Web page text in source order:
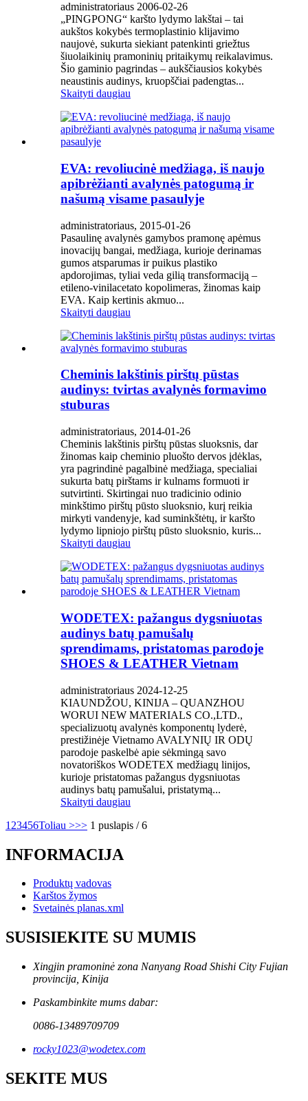
administratoriaus 2006-02-26
„PINGPONG“ karšto lydymo lakštai – tai
aukštos kokybės termoplastinio klijavimo
naujovė, sukurta siekiant patenkinti griežtus
šiuolaikinių pramoninių pritaikymų reikalavimus.
Šio gaminio pagrindas – aukščiausios kokybės
neaustinis audinys, kruopščiai padengtas...
Skaityti daugiau
EVA: revoliucinė medžiaga, iš naujo
apibrėžianti avalynės patogumą ir
našumą visame pasaulyje
administratoriaus, 2015-01-26
Pasaulinę avalynės gamybos pramonę apėmus
inovacijų bangai, medžiaga, kurioje derinamas
gumos atsparumas ir puikus plastiko
apdorojimas, tyliai veda gilią transformaciją –
etileno-vinilacetato kopolimeras, žinomas kaip
EVA. Kaip kertinis akmuo...
Skaityti daugiau
Cheminis lakštinis pirštų pūstas
audinys: tvirtas avalynės formavimo
stuburas
administratoriaus, 2014-01-26
Cheminis lakštinis pirštų pūstas sluoksnis, dar
žinomas kaip cheminio pluošto dervos įdėklas,
yra pagrindinė pagalbinė medžiaga, specialiai
sukurta batų pirštams ir kulnams formuoti ir
sutvirtinti. Skirtingai nuo tradicinio odinio
minkštimo pirštų pūsto sluoksnio, kurį reikia
mirkyti vandenyje, kad suminkštėtų, ir karšto
lydymo lipniojo pirštų pūsto sluoksnio, kuris...
Skaityti daugiau
WODETEX: pažangus dygsniuotas
audinys batų pamušalų
sprendimams, pristatomas parodoje
SHOES & LEATHER Vietnam
administratoriaus 2024-12-25
KIAUNDŽOU, KINIJA – QUANZHOU
WORUI NEW MATERIALS CO.,LTD.,
specializuotų avalynės komponentų lyderė,
prestižinėje Vietnamo AVALYNIŲ IR ODŲ
parodoje paskelbė apie sėkmingą savo
novatoriškos WODETEX medžiagų linijos,
kurioje pristatomas pažangus dygsniuotas
audinys batų pamušalui, pristatymą...
Skaityti daugiau
1 23456Toliau >>> 1 puslapis / 6
INFORMACIJA
Produktų vadovas
Karštos žymos
Svetainės planas.xml
SUSISIEKITE SU MUMIS
Xingjin pramoninė zona Nanyang Road Shishi City Fujian
provincija, Kinija
Paskambinkite mums dabar:
0086-13489709709
rocky1023@wodetex.com
SEKITE MUS